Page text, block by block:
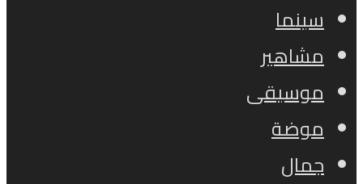
سينما
مشاهير
موسيقى
موضة
جمال